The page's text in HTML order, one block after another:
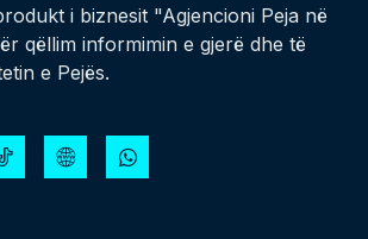
i biznesit "Agjencioni Peja në
qëllim informimin e gjerë dhe të
e Pejës.